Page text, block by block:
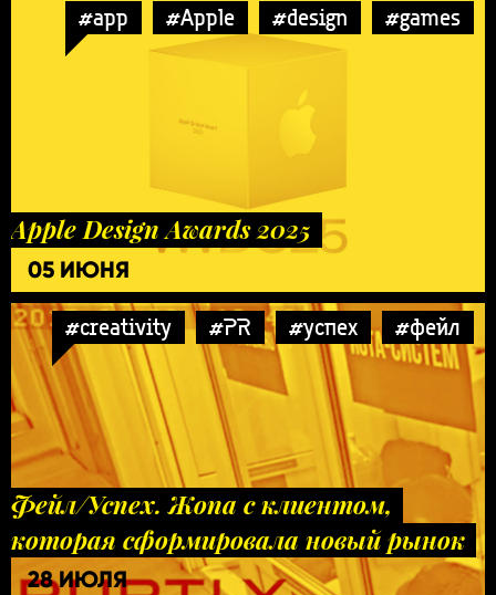
#app #Apple #design #games
Apple Design Awards 2025
05 ИЮНЯ
#creativity #PR #успех #фейл
Фейл/Успех. Жопа с клиентом,
которая сформировала новый рынок
28 ИЮЛЯ